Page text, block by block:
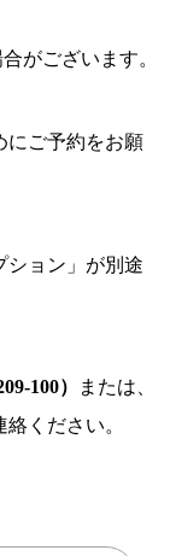
がございます。
ご予約をお願
ョン」が別途
100）
または、
絡ください。